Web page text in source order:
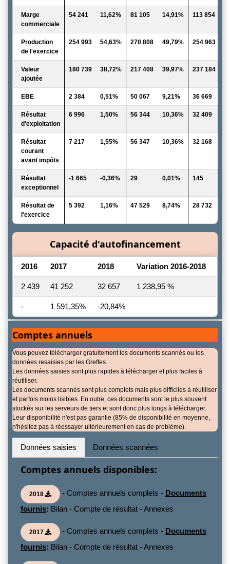
Marge
commerciale
54 241 11,62% 81 105 14,91% 113 854
Production
de l'exercice
254 993 54,63% 270 808 49,79% 254 963
Valeur
ajoutée
180 739 38,72% 217 408 39,97% 237 184
EBE 2 384 0,51% 50 067 9,21% 36 669
Résultat
d'exploitation
6 996 1,50% 56 344 10,36% 32 409
Résultat
courant
avant impôts
7 217 1,55% 56 347 10,36% 32 168
Résultat
exceptionnel
-1 665 -0,36% 29 0,01% 145
Résultat de
l'exercice
5 392 1,16% 47 529 8,74% 28 732
Capacité d'autofinancement
2016 2017 2018 Variation 2016-2018
2 439 41 252 32 657 1 238,95 %
- 1 591,35% -20,84%
Comptes annuels
Vous pouvez télécharger gratuitement les documents scannés ou les
données resaisies par les Greffes.
Les données saisies sont plus rapides à télécharger et plus faciles à
réutiliser.
Les documents scannés sont plus complets mais plus difficiles à réutiliser
et parfois moins lisibles. En outre, ces documents sont le plus souvent
stockés sur les serveurs de tiers et sont donc plus longs à télécharger.
Leur disponibilité n'est pas garantie (85% de disponibilité en moyenne,
n'hésitez pas à réessayer ultérieurement en cas de problème).
Données saisies Données scannées
Comptes annuels disponibles:
2018 - Comptes annuels complets - Documents
fournis: Bilan - Compte de résultat - Annexes
2017 - Comptes annuels complets - Documents
fournis: Bilan - Compte de résultat - Annexes